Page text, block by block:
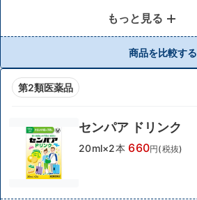
もっと見る
商品を比較する
第2類医薬品
センパア ドリンク
20ml×2本 660円(税抜)